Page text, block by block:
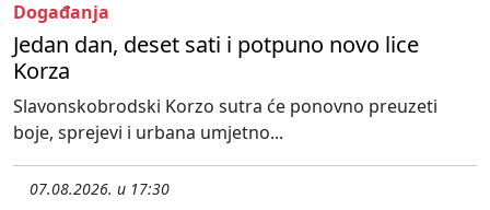
Događanja
Jedan dan, deset sati i potpuno novo lice
Korza
Slavonskobrodski Korzo sutra će ponovno preuzeti
boje, sprejevi i urbana umjetno...
07.08.2026. u 17:30